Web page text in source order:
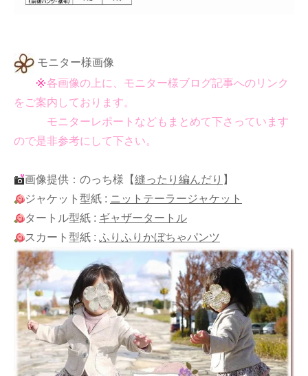
モニター様画像
各画像の上に、モニター様ブログ記事へのリンク
をご案内しております。
モニターレポートなどもまとめて下さっています
ので是非参考にして下さい。
画像提供：のっち様 【縫ったり編んだり 】
ジャケット型紙 : ニットテーラージャケット
タートル型紙 : ギャザータートル
スカート型紙 : ふりふりかぼちゃパンツ